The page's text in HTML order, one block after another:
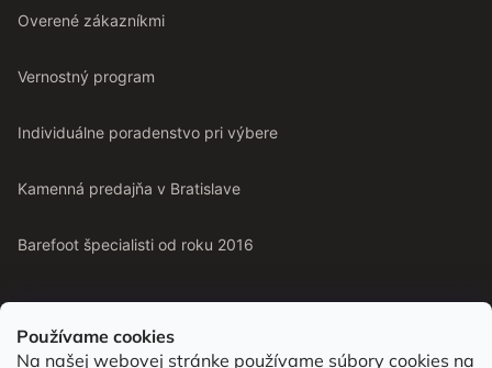
Používame cookies
Na našej webovej stránke používame súbory cookies na
Overené zákazníkmi
Vernostný program
Individuálne poradenstvo pri výbere
Kamenná predajňa v Bratislave
Barefoot špecialisti od roku 2016